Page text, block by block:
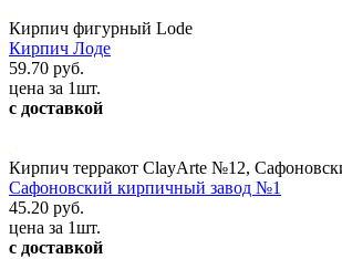
Кирпич фигурный Lode
Кирпич Лоде
59.70 руб.
цена за 1шт.
с доставкой
Кирпич терракот ClayArte №12,
Сафоновский кирпичный завод №1
45.20 руб.
цена за 1шт.
с доставкой